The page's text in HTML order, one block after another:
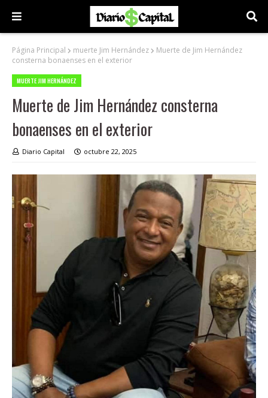
Página Principal muerte Jim Hernández
Muerte de Jim Hernández
consterna bonaenses en el exterior
MUERTE JIM HERNÁNDEZ
Muerte de Jim Hernández consterna
bonaenses en el exterior
Diario Capital octubre 22, 2025